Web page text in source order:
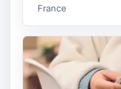
France